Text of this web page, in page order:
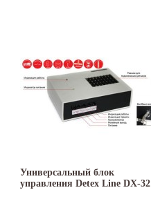
Универсальный блок
управления Detex Line DX-32